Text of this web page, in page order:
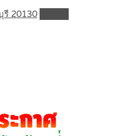
รี 20130